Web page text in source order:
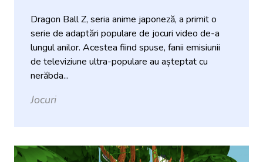
Dragon Ball Z, seria anime japoneză, a primit o
serie de adaptări populare de jocuri video de-a
lungul anilor. Acestea fiind spuse, fanii emisiunii
de televiziune ultra-populare au așteptat cu
nerăbda...
Jocuri